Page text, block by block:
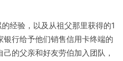
经验，以及从祖父那里获得的1
行给予他们销售信用卡终端的
的父亲和好友劳伯加入团队，